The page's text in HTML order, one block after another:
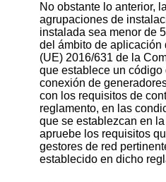
No obstante lo anterior,
agrupaciones de
instalada sea menor de
del ámbito de aplicación
(UE) 2016/631 de la
que establece un
conexión de
con los requisitos de
reglamento, en las
que se establezcan en
apruebe los requisitos
gestores de red
establecido en dicho